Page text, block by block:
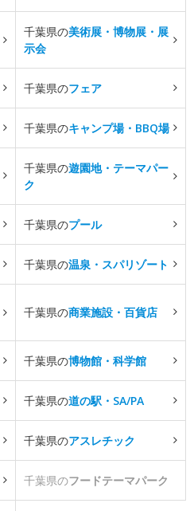
千葉県の美術展・博物展・展
示会
千葉県のフェア
千葉県のキャンプ場・BBQ場
千葉県の遊園地・テーマパー
ク
千葉県のプール
千葉県の温泉・スパリゾート
千葉県の商業施設・百貨店
千葉県の博物館・科学館
千葉県の道の駅・SA/PA
千葉県のアスレチック
千葉県のフードテーマパーク